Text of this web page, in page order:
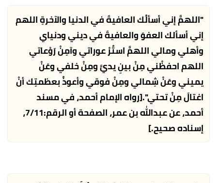
"اللهمَّ إني أسألُك العافيةَ في الدنيا والآخرةِ اللهم
إني أسألك العفوَ والعافيةَ في ديني ودنياي
وأهلي ومالي اللهمَّ استُرْ عوراتي وآمِنْ رَوْعاتي
اللهم احفظْني مِنْ بينِ يديَّ ومِنْ خلفي وعَنْ
يميني وعَنْ شِمالي ومِنْ فوقي وأعوذُ بعظمتِك أنْ
اغتالَ مِنْ تحتي".[رواه الإمام أحمد، في مسند
أحمد، عن عبدالله بن عمر، الصفحة أو الرقم:7/11،
إسناده صحيح.]